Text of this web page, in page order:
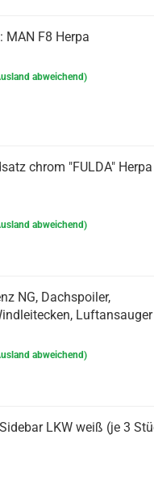
MAN F8 Herpa
abweichend)
chrom "FULDA" Herpa
abweichend)
NG, Dachspoiler,
Luftansauger
abweichend)
LKW weiß (je 3